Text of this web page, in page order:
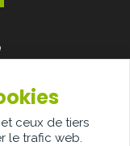
ceux de tiers
le trafic web.